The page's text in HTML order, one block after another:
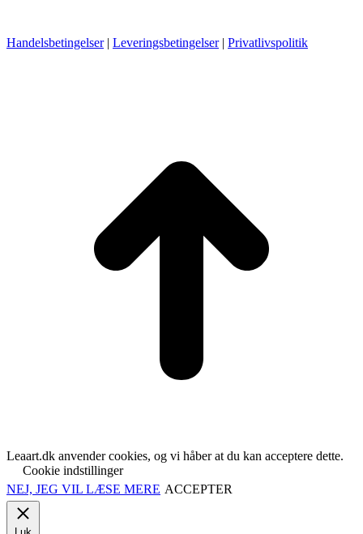
Handelsbetingelser| Leveringsbetingelser| Privatlivspolitik
Leaart.dk anvender cookies, og vi håber at du kan acceptere dette.
Cookie indstillinger
NEJ, JEG VIL LÆSE MERE ACCEPTER